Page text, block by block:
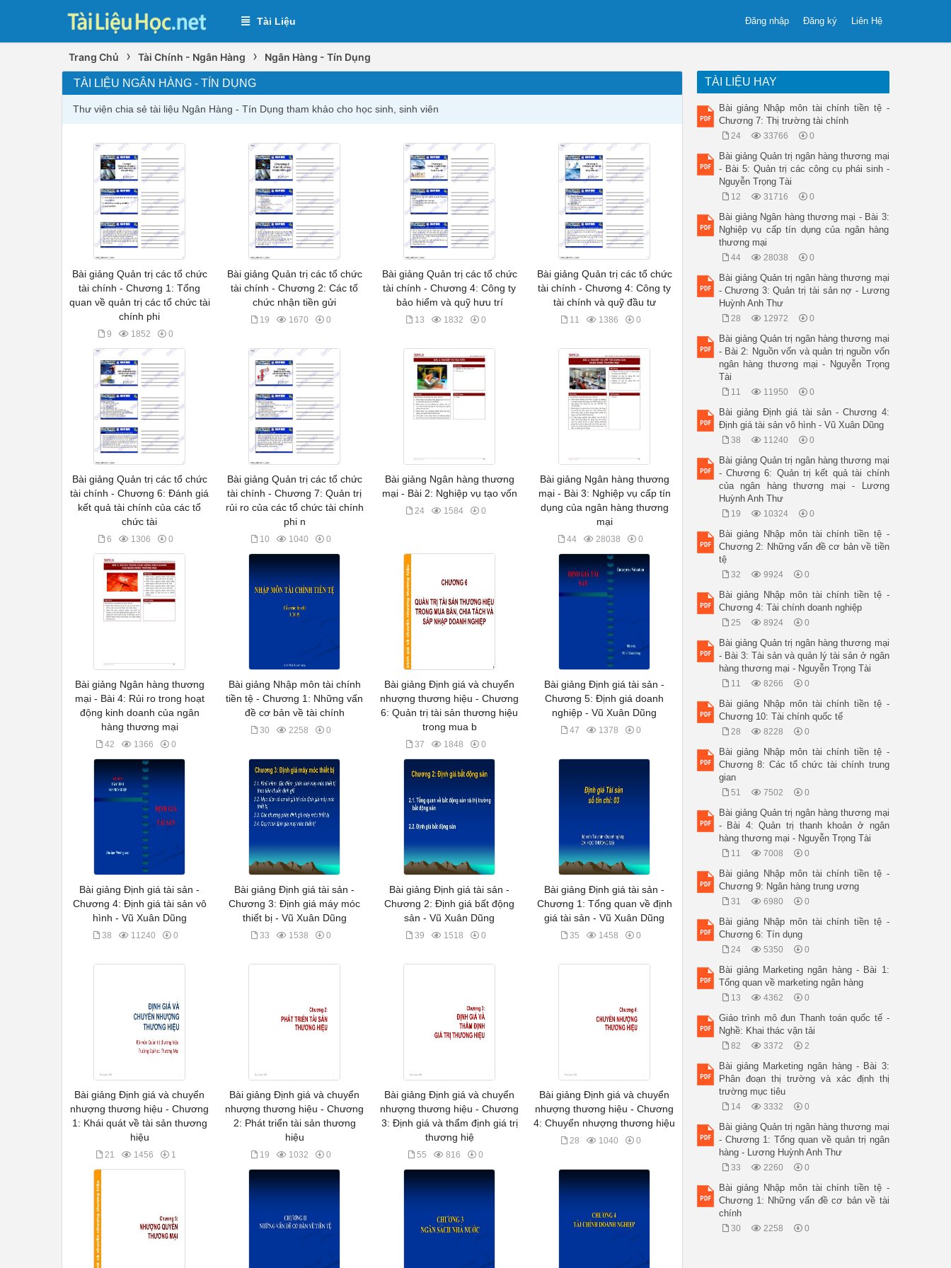
Tài Liệu Liên Hệ
Đăng ký
Đăng nhập
Trang Chủ › Tài Chính - Ngân Hàng › Ngân Hàng - Tín Dụng
TÀI LIỆU NGÂN HÀNG - TÍN DỤNG
Thư viện chia sẻ tài liệu Ngân Hàng - Tín Dụng tham khảo cho học sinh, sinh viên
Bài giảng Quản trị các tổ chức
tài chính - Chương 1: Tổng
quan về quản trị các tổ chức tài
chính phi
9 1852 0
Bài giảng Quản trị các tổ chức
tài chính - Chương 2: Các tổ
chức nhận tiền gửi
19 1670 0
Bài giảng Quản trị các tổ chức
tài chính - Chương 4: Công ty
bảo hiểm và quỹ hưu trí
13 1832 0
Bài giảng Quản trị các tổ chức
tài chính - Chương 4: Công ty
tài chính và quỹ đầu tư
11 1386 0
Bài giảng Quản trị các tổ chức
tài chính - Chương 6: Đánh giá
kết quả tài chính của các tổ
chức tài
6 1306 0
Bài giảng Quản trị các tổ chức
tài chính - Chương 7: Quản trị
rủi ro của các tổ chức tài chính
phi n
10 1040 0
Bài giảng Ngân hàng thương
mại - Bài 2: Nghiệp vụ tạo vốn
24 1584 0
Bài giảng Ngân hàng thương
mại - Bài 3: Nghiệp vụ cấp tín
dụng của ngân hàng thương
mại
44 28038 0
Bài giảng Ngân hàng thương
mại - Bài 4: Rủi ro trong hoạt
động kinh doanh của ngân
hàng thương mại
42 1366 0
Bài giảng Nhập môn tài chính
tiền tệ - Chương 1: Những vấn
đề cơ bản về tài chính
30 2258 0
Bài giảng Định giá và chuyển
nhượng thương hiệu - Chương
6: Quản trị tài sản thương hiệu
trong mua b
37 1848 0
Bài giảng Định giá tài sản -
Chương 5: Định giá doanh
nghiệp - Vũ Xuân Dũng
47 1378 0
Bài giảng Định giá tài sản -
Chương 4: Định giá tài sản vô
hình - Vũ Xuân Dũng
38 11240 0
Bài giảng Định giá tài sản -
Chương 3: Định giá máy móc
thiết bị - Vũ Xuân Dũng
33 1538 0
Bài giảng Định giá tài sản -
Chương 2: Định giá bất động
sản - Vũ Xuân Dũng
39 1518 0
Bài giảng Định giá tài sản -
Chương 1: Tổng quan về định
giá tài sản - Vũ Xuân Dũng
35 1458 0
Bài giảng Định giá và chuyển
nhượng thương hiệu - Chương
1: Khái quát về tài sản thương
hiệu
21 1456 1
Bài giảng Định giá và chuyển
nhượng thương hiệu - Chương
2: Phát triển tài sản thương
hiệu
19 1032 0
Bài giảng Định giá và chuyển
nhượng thương hiệu - Chương
3: Định giá và thẩm định giá trị
thương hiệ
55 816 0
Bài giảng Định giá và chuyển
nhượng thương hiệu - Chương
4: Chuyển nhượng thương hiệu
28 1040 0
TÀI LIỆU HAY
Bài giảng Nhập môn tài chính tiền tệ -
Chương 7: Thị trường tài chính
24 33766 0
Bài giảng Quản trị ngân hàng thương mại
- Bài 5: Quản trị các công cụ phái sinh -
Nguyễn Trọng Tài
12 31716 0
Bài giảng Ngân hàng thương mại - Bài 3:
Nghiệp vụ cấp tín dụng của ngân hàng
thương mại
44 28038 0
Bài giảng Quản trị ngân hàng thương mại
- Chương 3: Quản trị tài sản nợ - Lương
Huỳnh Anh Thư
28 12972 0
Bài giảng Quản trị ngân hàng thương mại
- Bài 2: Nguồn vốn và quản trị nguồn vốn
ngân hàng thương mại - Nguyễn Trọng
Tài
11 11950 0
Bài giảng Định giá tài sản - Chương 4:
Định giá tài sản vô hình - Vũ Xuân Dũng
38 11240 0
Bài giảng Quản trị ngân hàng thương mại
- Chương 6: Quản trị kết quả tài chính
của ngân hàng thương mại - Lương
Huỳnh Anh Thư
19 10324 0
Bài giảng Nhập môn tài chính tiền tệ -
Chương 2: Những vấn đề cơ bản về tiền
tệ
32 9924 0
Bài giảng Nhập môn tài chính tiền tệ -
Chương 4: Tài chính doanh nghiệp
25 8924 0
Bài giảng Quản trị ngân hàng thương mại
- Bài 3: Tài sản và quản lý tài sản ở ngân
hàng thương mại - Nguyễn Trọng Tài
11 8266 0
Bài giảng Nhập môn tài chính tiền tệ -
Chương 10: Tài chính quốc tế
28 8228 0
Bài giảng Nhập môn tài chính tiền tệ -
Chương 8: Các tổ chức tài chính trung
gian
51 7502 0
Bài giảng Quản trị ngân hàng thương mại
- Bài 4: Quản trị thanh khoản ở ngân
hàng thương mại - Nguyễn Trọng Tài
11 7008 0
Bài giảng Nhập môn tài chính tiền tệ -
Chương 9: Ngân hàng trung ương
31 6980 0
Bài giảng Nhập môn tài chính tiền tệ -
Chương 6: Tín dụng
24 5350 0
Bài giảng Marketing ngân hàng - Bài 1:
Tổng quan về marketing ngân hàng
13 4362 0
Giáo trình mô đun Thanh toán quốc tế -
Nghề: Khai thác vận tải
82 3372 2
Bài giảng Marketing ngân hàng - Bài 3:
Phân đoạn thị trường và xác định thị
trường mục tiêu
14 3332 0
Bài giảng Quản trị ngân hàng thương mại
- Chương 1: Tổng quan về quản trị ngân
hàng - Lương Huỳnh Anh Thư
33 2260 0
Bài giảng Nhập môn tài chính tiền tệ -
Chương 1: Những vấn đề cơ bản về tài
chính
30 2258 0